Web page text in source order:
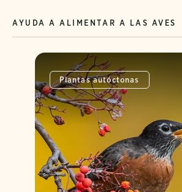
AYUDA A ALIMENTAR A LAS AVES
Plantas autóctonas